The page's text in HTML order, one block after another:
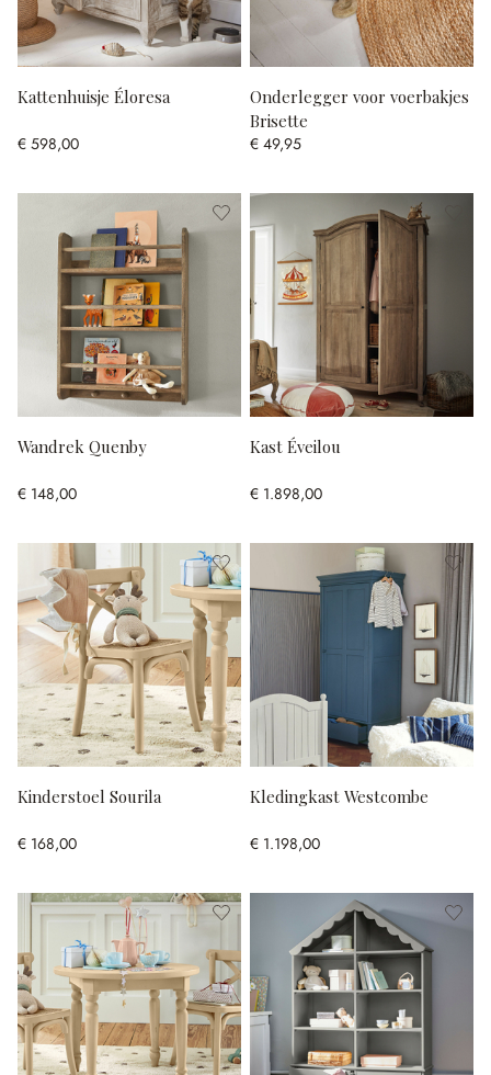
Kattenhuisje Éloresa
€ 598,00
Onderlegger voor voerbakjes
Brisette
€ 49,95
Wandrek Quenby
€ 148,00
Kast Éveilou
€ 1.898,00
Kinderstoel Sourila
€ 168,00
Kledingkast Westcombe
€ 1.198,00